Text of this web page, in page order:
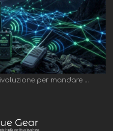
per mandare ...